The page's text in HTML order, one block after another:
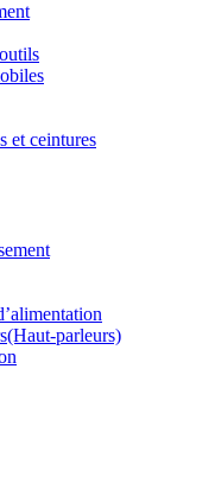
et ceintures
parleurs)